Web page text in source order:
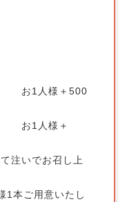
お1人様＋500
お1人様＋
注いでお召し上
本ご用意いたし